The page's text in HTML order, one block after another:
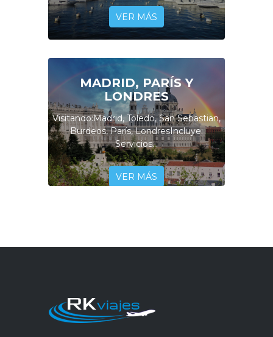
VER MÁS
MADRID, PARÍS Y
LONDRES
Visitando:Madrid, Toledo, San Sebastian,
Burdeos, París, LondresIncluye:
Servicios...
VER MÁS